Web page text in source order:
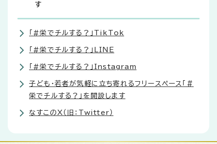
す
「#栄でチルする？」TikTok
「#栄でチルする？」LINE
「#栄でチルする？」Instagram
子ども・若者が気軽に立ち寄れるフリースペース「＃
栄でチルする？」を開設します
なすこのX（旧：Twitter）